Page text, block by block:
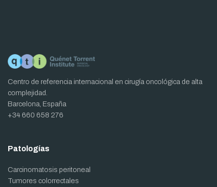
Centro de referencia internacional en cirugía oncológica de alta
complejidad.
Barcelona, España
+34 660 658 276
Patologías
Carcinomatosis peritoneal
Tumores colorrectales